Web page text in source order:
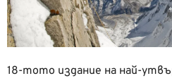
18-тото издание на най-